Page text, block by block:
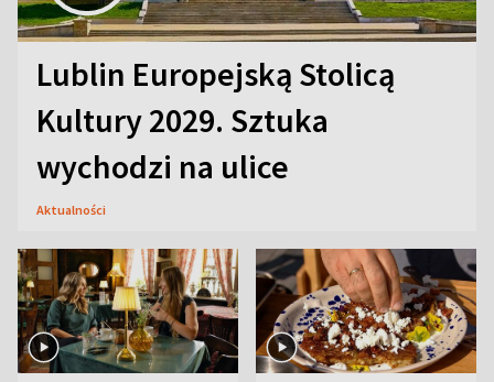
Lublin Europejską Stolicą
Kultury 2029. Sztuka
wychodzi na ulice
Aktualności